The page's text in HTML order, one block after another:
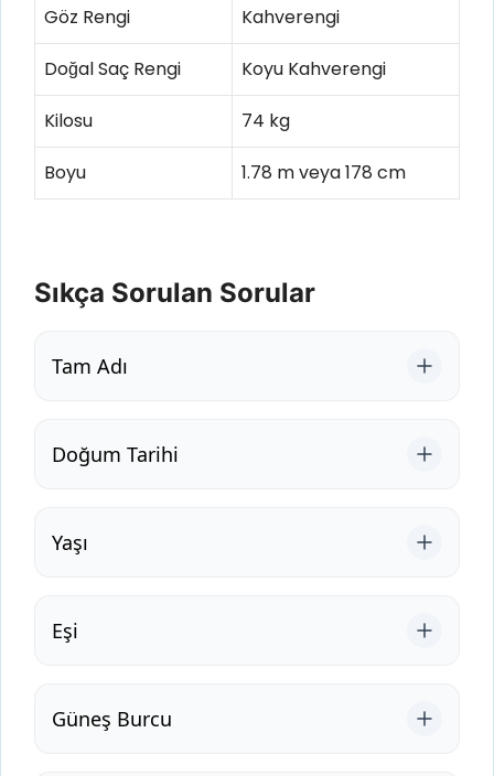
Göz Rengi Kahverengi
Doğal Saç Rengi Koyu Kahverengi
Kilosu 74 kg
Boyu 1.78 m veya 178 cm
Sıkça Sorulan Sorular
Tam Adı
Doğum Tarihi
Yaşı
Eşi
Güneş Burcu